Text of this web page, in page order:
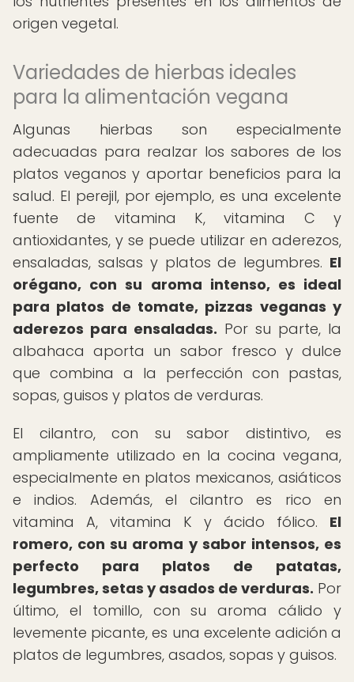
origen vegetal.
Variedades de hierbas ideales
para la alimentación vegana
Algunas hierbas son especialmente
adecuadas para realzar los sabores de los
platos veganos y aportar beneficios para la
salud. El perejil, por ejemplo, es una excelente
fuente de vitamina K, vitamina C y
antioxidantes, y se puede utilizar en aderezos,
ensaladas, salsas y platos de legumbres. El
orégano, con su aroma intenso, es ideal
para platos de tomate, pizzas veganas y
aderezos para ensaladas. Por su parte, la
albahaca aporta un sabor fresco y dulce
que combina a la perfección con pastas,
sopas, guisos y platos de verduras.
El cilantro, con su sabor distintivo, es
ampliamente utilizado en la cocina vegana,
especialmente en platos mexicanos, asiáticos
e indios. Además, el cilantro es rico en
vitamina A, vitamina K y ácido fólico. El
romero, con su aroma y sabor intensos, es
perfecto para platos de patatas,
legumbres, setas y asados de verduras. Por
último, el tomillo, con su aroma cálido y
levemente picante, es una excelente adición a
platos de legumbres, asados, sopas y guisos.